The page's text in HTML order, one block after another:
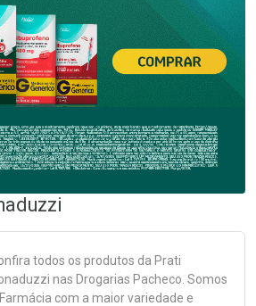
todos os produtos da Prati
nas Drogarias Pacheco. Somos
com a maior variedade e